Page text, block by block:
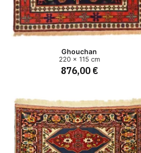
Ghouchan
220 x 115 cm
876,00 €